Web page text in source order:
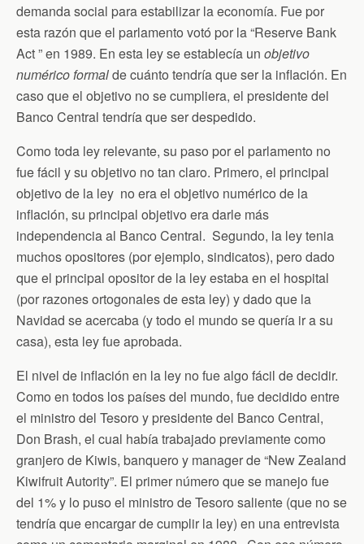
demanda social para estabilizar la economía. Fue por
esta razón que el parlamento votó por la “Reserve Bank
Act ” en 1989. En esta ley se establecía un objetivo
numérico formalde cuánto tendría que ser la inflación. En
caso que el objetivo no se cumpliera, el presidente del
Banco Central tendría que ser despedido.
Como toda ley relevante, su paso por el parlamento no
fue fácil y su objetivo no tan claro. Primero, el principal
objetivo de la ley no era el objetivo numérico de la
inflación, su principal objetivo era darle más
independencia al Banco Central. Segundo, la ley tenia
muchos opositores (por ejemplo, sindicatos), pero dado
que el principal opositor de la ley estaba en el hospital
(por razones ortogonales de esta ley) y dado que la
Navidad se acercaba (y todo el mundo se quería ir a su
casa), esta ley fue aprobada.
El nivel de inflación en la ley no fue algo fácil de decidir.
Como en todos los países del mundo, fue decidido entre
el ministro del Tesoro y presidente del Banco Central,
Don Brash, el cual había trabajado previamente como
granjero de Kiwis, banquero y manager de “New Zealand
Kiwifruit Autority”. El primer número que se manejo fue
del 1% y lo puso el ministro de Tesoro saliente (que no se
tendría que encargar de cumplir la ley) en una entrevista